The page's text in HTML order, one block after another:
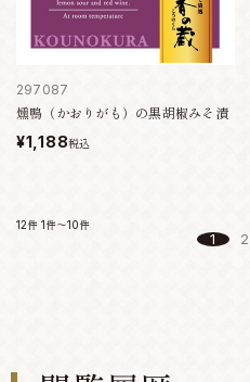
297087
燻鴨（かおりがも）の黒胡椒みそ漬
¥1,188税込
12件 1件～10件
1 2